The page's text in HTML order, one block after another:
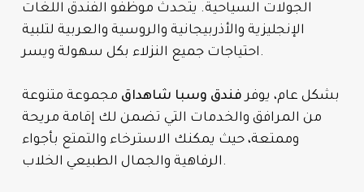
الجولات السياحية. يتحدث موظفو الفندق اللغات
الإنجليزية والأذربيجانية والروسية والعربية لتلبية
احتياجات جميع النزلاء بكل سهولة ويسر.
بشكل عام، يوفرفندق وسبا شاهداق مجموعة متنوعة
من المرافق والخدمات التي تضمن لك إقامة مريحة
وممتعة، حيث يمكنك الاسترخاء والتمتع بأجواء
الرفاهية والجمال الطبيعي الخلاب.